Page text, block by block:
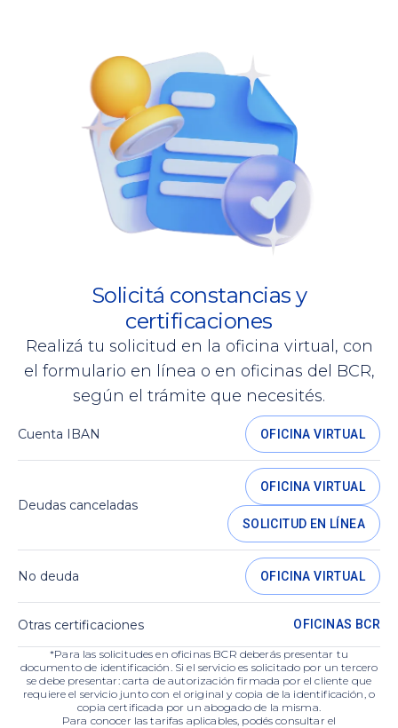
Solicitá constancias y
certificaciones
Realizá tu solicitud en la oficina virtual, con
el formulario en línea o en oficinas del BCR,
según el trámite que necesités.
Cuenta IBAN OFICINA VIRTUAL
Deudas canceladas
OFICINA VIRTUAL
SOLICITUD EN LÍNEA
No deuda OFICINA VIRTUAL
Otras certificaciones OFICINAS BCR
*Para las solicitudes en oficinas BCR deberás presentar tu
documento de identificación. Si el servicio es solicitado por un tercero
se debe presentar: carta de autorización firmada por el cliente que
requiere el servicio junto con el original y copia de la identificación, o
copia certificada por un abogado de la misma.
Para conocer las tarifas aplicables, podés consultar el